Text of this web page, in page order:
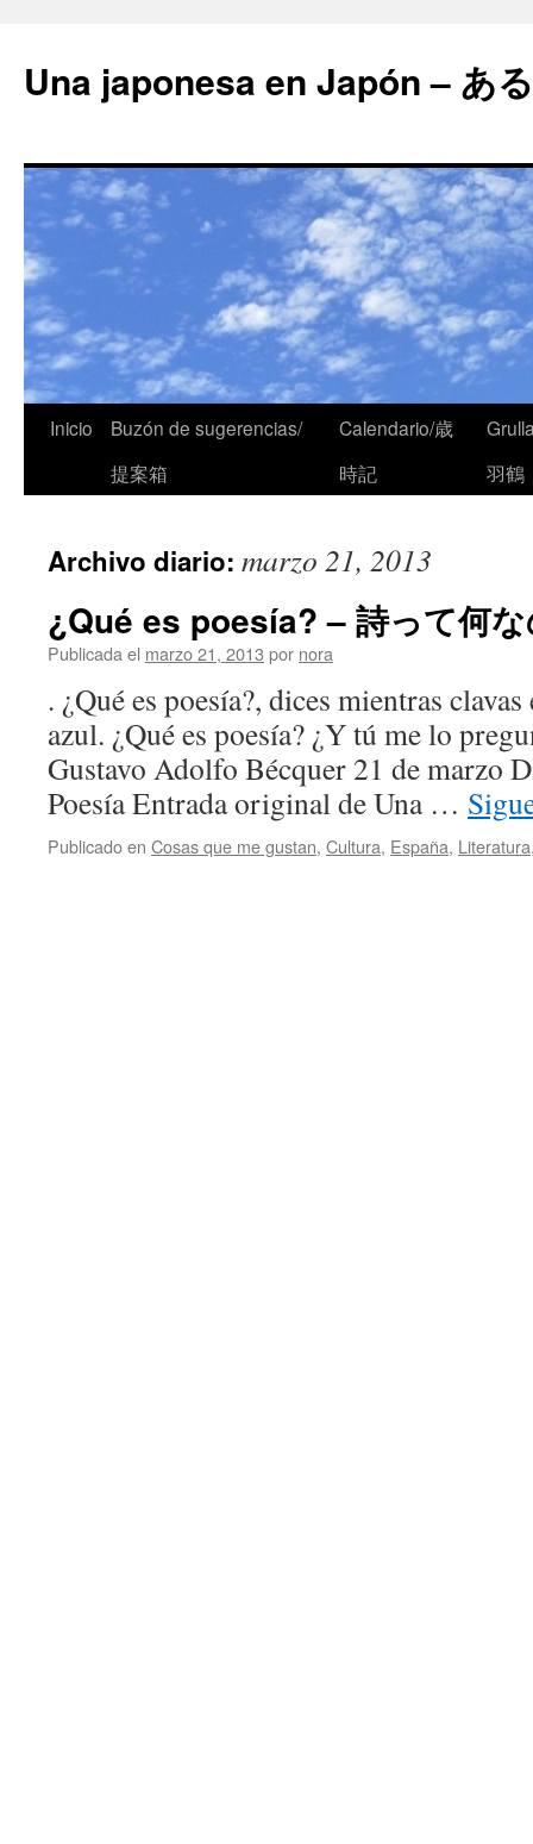
Una japonesa en Japón – あ
Inicio
Buzón de sugerencias/
提案箱
Calendario/歳
時記
羽鶴
Archivo diario: marzo 21, 2013
¿Qué es poesía? – 詩って何
Publicada el marzo 21, 2013 por nora
. ¿Qué es poesía?, dices mientras
azul. ¿Qué es poesía? ¿Y tú me lo
Gustavo Adolfo Bécquer 21 de marzo
Poesía Entrada original de Una …
Publicado en Cosas que me gustan, Cultura, España, Literatura